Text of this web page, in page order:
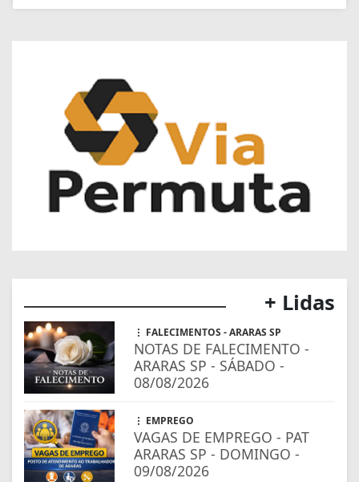
+ Lidas
FALECIMENTOS - ARARAS SP
NOTAS DE FALECIMENTO -
ARARAS SP - SÁBADO -
08/08/2026
EMPREGO
VAGAS DE EMPREGO - PAT
ARARAS SP - DOMINGO -
09/08/2026